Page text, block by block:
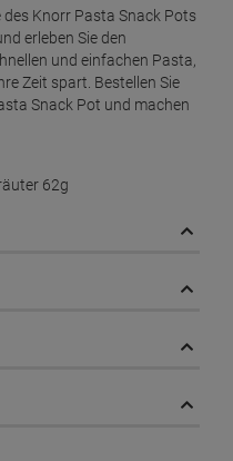
des Knorr Pasta Snack Pots
erleben Sie den
und einfachen Pasta,
Zeit spart. Bestellen Sie
Snack Pot und machen
62g